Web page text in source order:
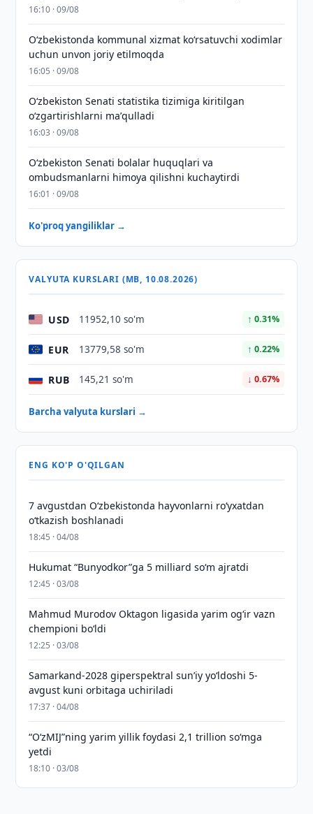
16:10 · 09/08
Oʻzbekistonda kommunal xizmat koʻrsatuvchi xodimlar
uchun unvon joriy etilmoqda
16:05 · 09/08
Oʻzbekiston Senati statistika tizimiga kiritilgan
oʻzgartirishlarni maʼqulladi
16:03 · 09/08
Oʻzbekiston Senati bolalar huquqlari va
ombudsmanlarni himoya qilishni kuchaytirdi
16:01 · 09/08
Ko'proq yangiliklar →
VALYUTA KURSLARI (MB, 10.08.2026)
USD 11952,10 so'm ↑ 0.31%
EUR 13779,58 so'm ↑ 0.22%
RUB 145,21 so'm ↓ 0.67%
Barcha valyuta kurslari →
ENG KO'P O'QILGAN
7 avgustdan O‘zbekistonda hayvonlarni ro‘yxatdan
o‘tkazish boshlanadi
18:45 · 04/08
Hukumat “Bunyodkor”ga 5 milliard so‘m ajratdi
12:45 · 03/08
Mahmud Murodov Oktagon ligasida yarim og‘ir vazn
chempioni bo‘ldi
12:25 · 03/08
Samarkand-2028 giperspektral sun’iy yo‘ldoshi 5-
avgust kuni orbitaga uchiriladi
17:37 · 04/08
“O‘zMIJ”ning yarim yillik foydasi 2,1 trillion so‘mga
yetdi
18:10 · 03/08